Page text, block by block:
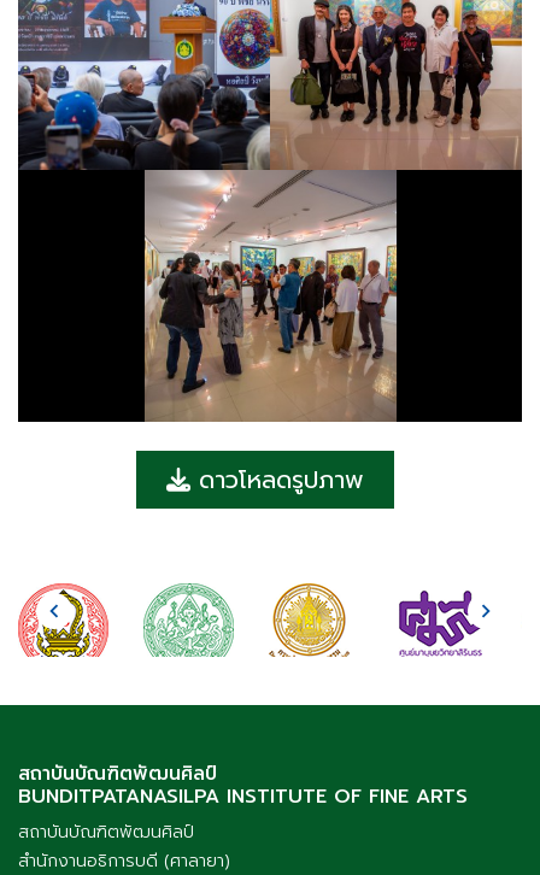
ดาวโหลดรูปภาพ
สถาบันบัณฑิตพัฒนศิลป์
BUNDITPATANASILPA INSTITUTE OF FINE ARTS
สถาบันบัณฑิตพัฒนศิลป์
สำนักงานอธิการบดี (ศาลายา)